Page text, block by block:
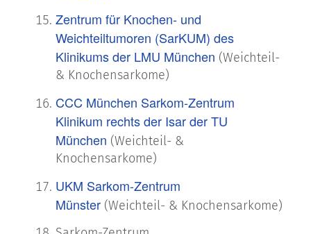
Zentrum für Knochen- und
Weichteiltumoren (SarKUM) des
Klinikums der LMU München (Weichteil-
& Knochensarkome)
CCC München Sarkom-Zentrum
Klinikum rechts der Isar der TU
München (Weichteil- &
Knochensarkome)
UKM Sarkom-Zentrum
Münster (Weichteil- & Knochensarkome)